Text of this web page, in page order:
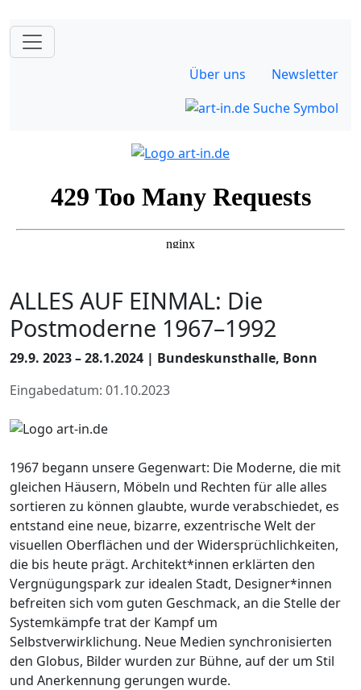
Über uns Newsletter
ALLES AUF EINMAL: Die
Postmoderne 1967–1992
29.9. 2023 – 28.1.2024 | Bundeskunsthalle, Bonn
Eingabedatum: 01.10.2023
1967 begann unsere Gegenwart: Die Moderne, die mit
gleichen Häusern, Möbeln und Rechten für alle alles
sortieren zu können glaubte, wurde verabschiedet, es
entstand eine neue, bizarre, exzentrische Welt der
visuellen Oberflächen und der Widersprüchlichkeiten,
die bis heute prägt. Architekt*innen erklärten den
Vergnügungspark zur idealen Stadt, Designer*innen
befreiten sich vom guten Geschmack, an die Stelle der
Systemkämpfe trat der Kampf um
Selbstverwirklichung. Neue Medien synchronisierten
den Globus, Bilder wurden zur Bühne, auf der um Stil
und Anerkennung gerungen wurde.